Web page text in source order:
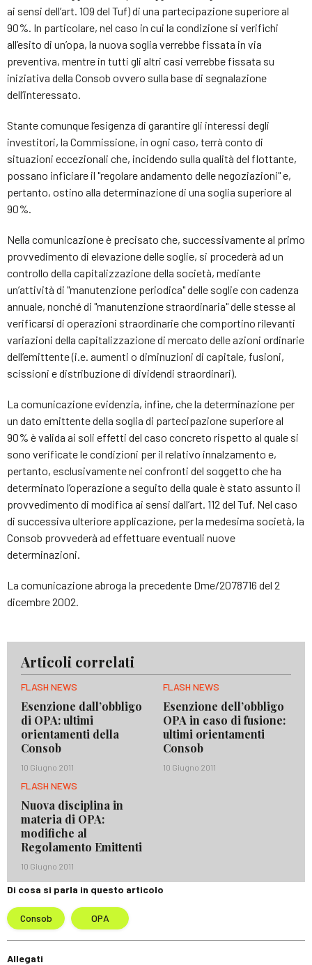
ai sensi dell’art. 109 del Tuf) di una partecipazione superiore al
90%. In particolare, nel caso in cui la condizione si verifichi
all’esito di un’opa, la nuova soglia verrebbe fissata in via
preventiva, mentre in tutti gli altri casi verrebbe fissata su
iniziativa della Consob ovvero sulla base di segnalazione
dell’interessato.
Stante comunque l’esigenza di garantire gli interessi degli
investitori, la Commissione, in ogni caso, terrà conto di
situazioni eccezionali che, incidendo sulla qualità del flottante,
possano inficiare il "regolare andamento delle negoziazioni" e,
pertanto, ostino alla determinazione di una soglia superiore al
90%.
Nella comunicazione è precisato che, successivamente al primo
provvedimento di elevazione delle soglie, si procederà ad un
controllo della capitalizzazione della società, mediante
un’attività di "manutenzione periodica" delle soglie con cadenza
annuale, nonché di "manutenzione straordinaria" delle stesse al
verificarsi di operazioni straordinarie che comportino rilevanti
variazioni della capitalizzazione di mercato delle azioni ordinarie
dell’emittente (i.e. aumenti o diminuzioni di capitale, fusioni,
scissioni e distribuzione di dividendi straordinari).
La comunicazione evidenzia, infine, che la determinazione per
un dato emittente della soglia di partecipazione superiore al
90% è valida ai soli effetti del caso concreto rispetto al quale si
sono verificate le condizioni per il relativo innalzamento e,
pertanto, esclusivamente nei confronti del soggetto che ha
determinato l’operazione a seguito della quale è stato assunto il
provvedimento di modifica ai sensi dall’art. 112 del Tuf. Nel caso
di successiva ulteriore applicazione, per la medesima società, la
Consob provvederà ad effettuare eventuali nuove
determinazioni.
La comunicazione abroga la precedente Dme/2078716 del 2
dicembre 2002.
Articoli correlati
FLASH NEWS
Esenzione dall’obbligo
di OPA: ultimi
orientamenti della
Consob
10 Giugno 2011
FLASH NEWS
Esenzione dell’obbligo
OPA in caso di fusione:
ultimi orientamenti
Consob
10 Giugno 2011
FLASH NEWS
Nuova disciplina in
materia di OPA:
modifiche al
Regolamento Emittenti
10 Giugno 2011
Di cosa si parla in questo articolo
Consob OPA
Allegati